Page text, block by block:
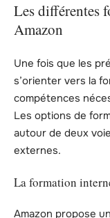
Les différentes
Amazon
Une fois que les
s’orienter vers la
compétences
Les options de
autour de deux
externes.
La formation
Amazon propose